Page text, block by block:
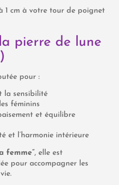
1 cm à votre tour de poignet
pierre de lune
pour :
la sensibilité
féminins
et équilibre
et l’harmonie intérieure
femme”, elle est
pour accompagner les